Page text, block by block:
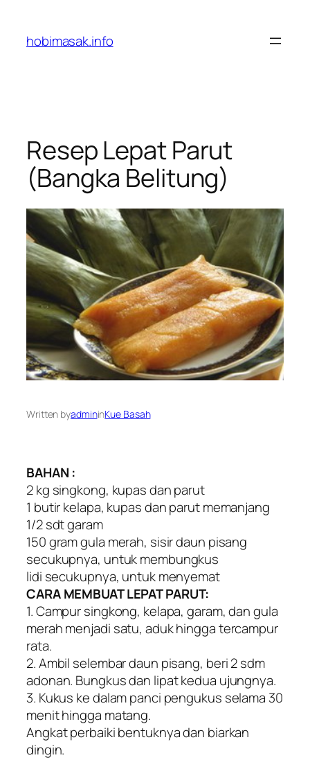
content
hobimasak.info
Resep Lepat Parut
(Bangka Belitung)
Written byadmininKue Basah
BAHAN :
2 kg singkong, kupas dan parut
1 butir kelapa, kupas dan parut memanjang
1/2 sdt garam
150 gram gula merah, sisir daun pisang
secukupnya, untuk membungkus
lidi secukupnya, untuk menyemat
CARA MEMBUAT LEPAT PARUT:
1. Campur singkong, kelapa, garam, dan gula
merah menjadi satu, aduk hingga tercampur
rata.
2. Ambil selembar daun pisang, beri 2 sdm
adonan. Bungkus dan lipat kedua ujungnya.
3. Kukus ke dalam panci pengukus selama 30
menit hingga matang.
Angkat perbaiki bentuknya dan biarkan
dingin.